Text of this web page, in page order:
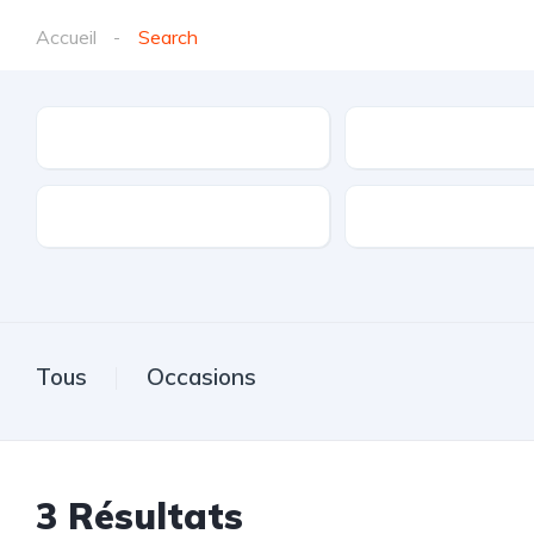
Accueil Search
Tous Occasions
3 Résultats